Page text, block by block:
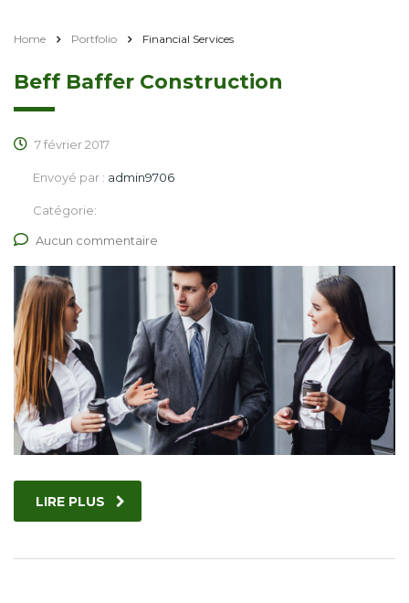
Home Portfolio Financial Services
Beff Baffer Construction
7 février 2017
Envoyé par : admin9706
Catégorie:
Aucun commentaire
LIRE PLUS